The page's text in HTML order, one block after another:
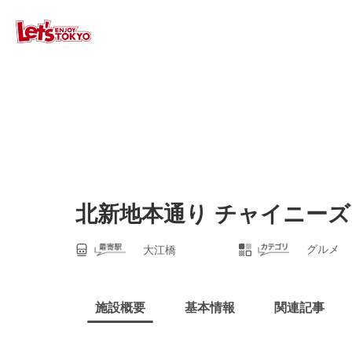
北新地本通り チャイニー
大江橋 グルメ
施設概要 基本情報 関連記事